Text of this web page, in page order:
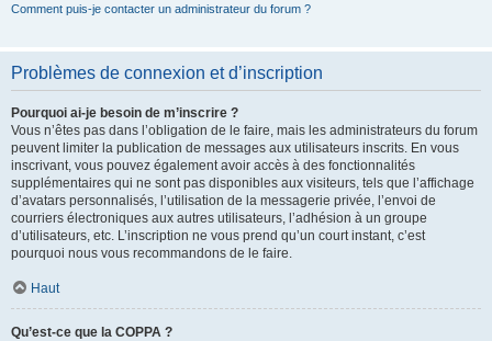
Comment puis-je contacter un administrateur du forum ?
Problèmes de connexion et d’inscription
Pourquoi ai-je besoin de m’inscrire ?
Vous n’êtes pas dans l’obligation de le faire, mais les administrateurs du forum
peuvent limiter la publication de messages aux utilisateurs inscrits. En vous
inscrivant, vous pouvez également avoir accès à des fonctionnalités
supplémentaires qui ne sont pas disponibles aux visiteurs, tels que l’affichage
d’avatars personnalisés, l’utilisation de la messagerie privée, l’envoi de
courriers électroniques aux autres utilisateurs, l’adhésion à un groupe
d’utilisateurs, etc. L’inscription ne vous prend qu’un court instant, c’est
pourquoi nous vous recommandons de le faire.
Haut
Qu’est-ce que la COPPA ?